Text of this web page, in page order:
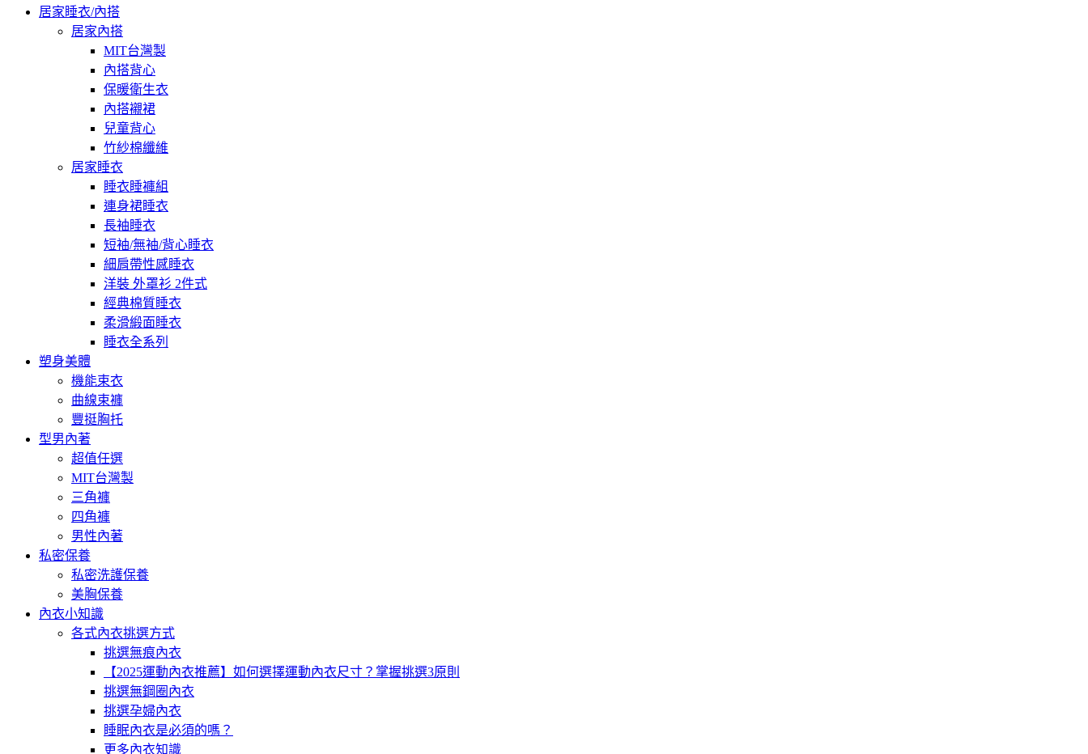
居家睡衣/內搭
居家內搭
MIT台灣製
內搭背心
保暖衛生衣
內搭襯裙
兒童背心
竹紗棉纖維
居家睡衣
睡衣睡褲組
連身裙睡衣
長袖睡衣
短袖/無袖/背心睡衣
細肩帶性感睡衣
洋裝 外罩衫 2件式
經典棉質睡衣
柔滑緞面睡衣
睡衣全系列
塑身美體
機能束衣
曲線束褲
豐挺胸托
型男內著
超值任選
MIT台灣製
三角褲
四角褲
男性內著
私密保養
私密洗護保養
美胸保養
內衣小知識
各式內衣挑選方式
挑選無痕內衣
【2025運動內衣推薦】如何選擇運動內衣尺寸？掌握挑選3原則
挑選無鋼圈內衣
挑選孕婦內衣
睡眠內衣是必須的嗎？
更多內衣知識